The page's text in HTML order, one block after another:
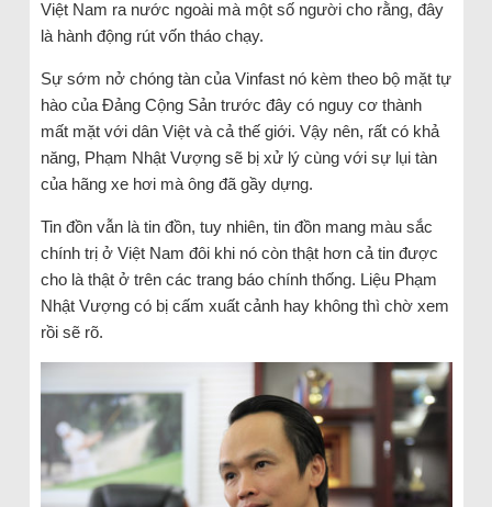
Việt Nam ra nước ngoài mà một số người cho rằng, đây
là hành động rút vốn tháo chạy.
Sự sớm nở chóng tàn của Vinfast nó kèm theo bộ mặt tự
hào của Đảng Cộng Sản trước đây có nguy cơ thành
mất mặt với dân Việt và cả thế giới. Vậy nên, rất có khả
năng, Phạm Nhật Vượng sẽ bị xử lý cùng với sự lụi tàn
của hãng xe hơi mà ông đã gầy dựng.
Tin đồn vẫn là tin đồn, tuy nhiên, tin đồn mang màu sắc
chính trị ở Việt Nam đôi khi nó còn thật hơn cả tin được
cho là thật ở trên các trang báo chính thống. Liệu Phạm
Nhật Vượng có bị cấm xuất cảnh hay không thì chờ xem
rồi sẽ rõ.